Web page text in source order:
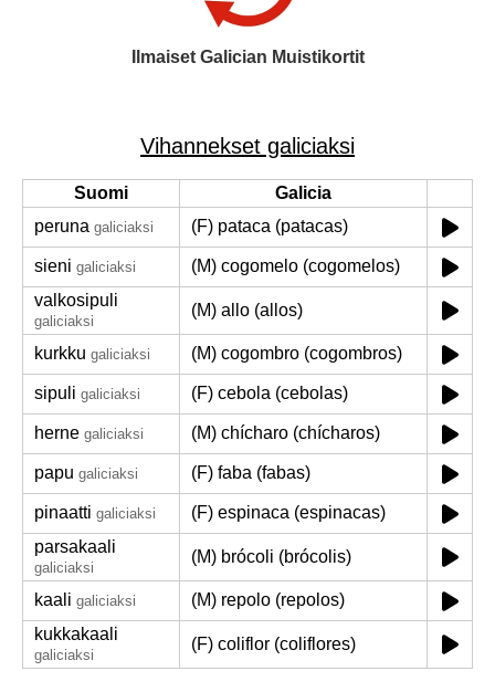
Ilmaiset Galician Muistikortit
Vihannekset galiciaksi
Suomi
Galicia
peruna galiciaksi (F) pataca (patacas)
sieni galiciaksi
(M) cogomelo (cogomelos)
valkosipuli
galiciaksi
(M) allo (allos)
kurkku galiciaksi (M) cogombro (cogombros)
sipuli galiciaksi (F) cebola (cebolas)
herne galiciaksi (M) chícharo (chícharos)
papu galiciaksi (F) faba (fabas)
pinaatti galiciaksi
(F) espinaca (espinacas)
parsakaali
galiciaksi
(M) brócoli (brócolis)
kaali galiciaksi
(M) repolo (repolos)
kukkakaali
galiciaksi
(F) coliflor (coliflores)